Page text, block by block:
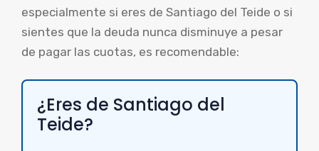
especialmente si eres de Santiago del Teide o si
sientes que la deuda nunca disminuye a pesar
de pagar las cuotas, es recomendable:
¿Eres de Santiago del
Teide?